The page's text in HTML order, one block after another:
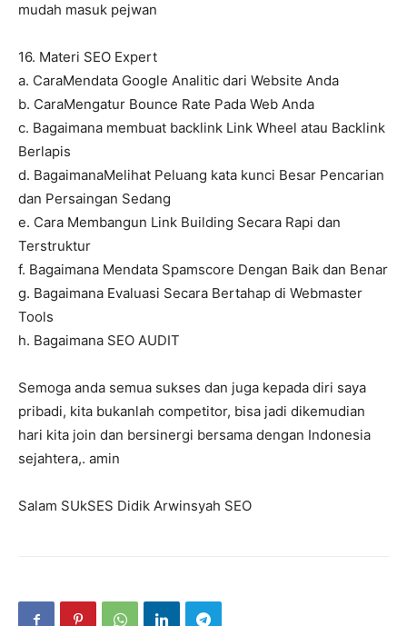
mudah masuk pejwan
16. Materi SEO Expert
a. CaraMendata Google Analitic dari Website Anda
b. CaraMengatur Bounce Rate Pada Web Anda
c. Bagaimana membuat backlink Link Wheel atau Backlink
Berlapis
d. BagaimanaMelihat Peluang kata kunci Besar Pencarian
dan Persaingan Sedang
e. Cara Membangun Link Building Secara Rapi dan
Terstruktur
f. Bagaimana Mendata Spamscore Dengan Baik dan Benar
g. Bagaimana Evaluasi Secara Bertahap di Webmaster
Tools
h. Bagaimana SEO AUDIT
Semoga anda semua sukses dan juga kepada diri saya
pribadi, kita bukanlah competitor, bisa jadi dikemudian
hari kita join dan bersinergi bersama dengan Indonesia
sejahtera,. amin
Salam SUkSES Didik Arwinsyah SEO